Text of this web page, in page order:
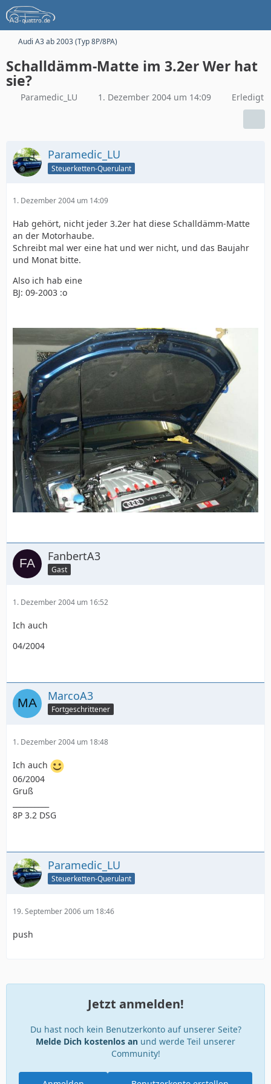
Audi A3 ab 2003 (Typ 8P/8PA)
Schalldämm-Matte im 3.2er Wer hat
sie?
Paramedic_LU 1. Dezember 2004 um 14:09 Erledigt
Paramedic_LU
Steuerketten-Querulant
1. Dezember 2004 um 14:09
Hab gehört, nicht jeder 3.2er hat diese Schalldämm-Matte
an der Motorhaube.
Schreibt mal wer eine hat und wer nicht, und das Baujahr
und Monat bitte.
Also ich hab eine
BJ: 09-2003 :o
FanbertA3
Gast
1. Dezember 2004 um 16:52
Ich auch
04/2004
MarcoA3
Fortgeschrittener
1. Dezember 2004 um 18:48
Ich auch
06/2004
Gruß
8P 3.2 DSG
Paramedic_LU
Steuerketten-Querulant
19. September 2006 um 18:46
push
Jetzt anmelden!
Du hast noch kein Benutzerkonto auf unserer Seite?
Melde Dich kostenlos an und werde Teil unserer
Community!